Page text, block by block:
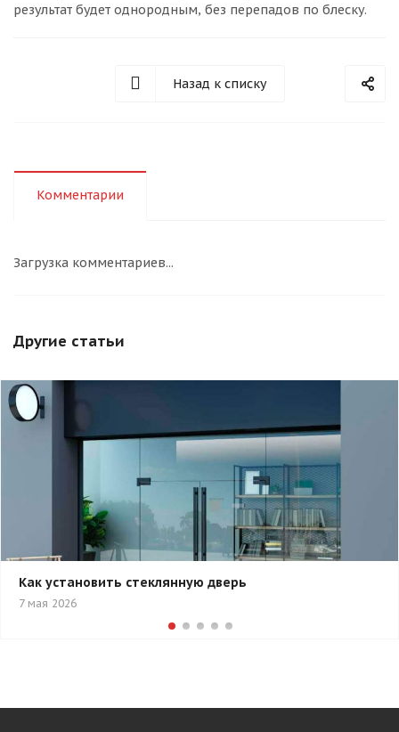
результат будет однородным, без перепадов по блеску.
Назад к списку
Комментарии
Загрузка комментариев...
Другие статьи
Как установить стеклянную дверь
7 мая 2026